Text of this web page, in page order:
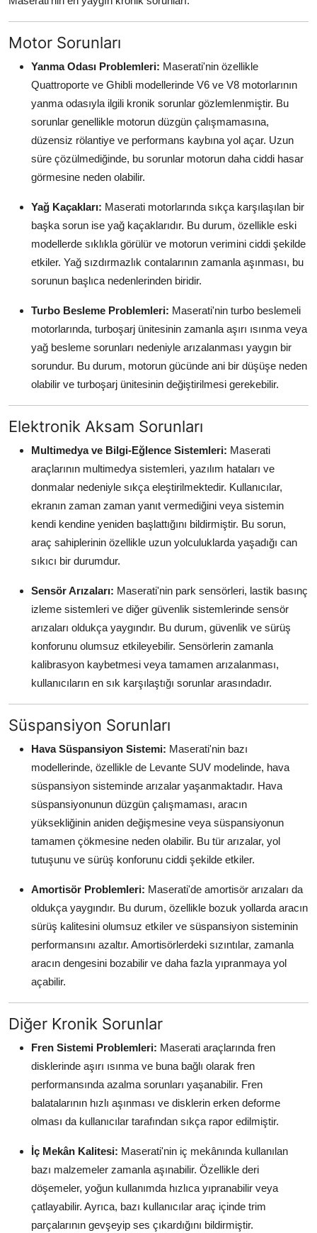
Şanzıman & Aktarma
Dizel Sistemler
Multimedya & Elektronik
Motor Sorunları
Yanma Odası Problemleri: Maserati'nin özellikle
Quattroporte ve Ghibli modellerinde V6 ve V8 motorlarının
yanma odasıyla ilgili kronik sorunlar gözlemlenmiştir. Bu
sorunlar genellikle motorun düzgün çalışmamasına,
düzensiz rölantiye ve performans kaybına yol açar. Uzun
süre çözülmediğinde, bu sorunlar motorun daha ciddi hasar
görmesine neden olabilir.
Yağ Kaçakları: Maserati motorlarında sıkça karşılaşılan bir
başka sorun ise yağ kaçaklarıdır. Bu durum, özellikle eski
modellerde sıklıkla görülür ve motorun verimini ciddi şekilde
etkiler. Yağ sızdırmazlık contalarının zamanla aşınması, bu
sorunun başlıca nedenlerinden biridir.
Turbo Besleme Problemleri: Maserati'nin turbo beslemeli
motorlarında, turboşarj ünitesinin zamanla aşırı ısınma veya
yağ besleme sorunları nedeniyle arızalanması yaygın bir
sorundur. Bu durum, motorun gücünde ani bir düşüşe neden
olabilir ve turboşarj ünitesinin değiştirilmesi gerekebilir.
Elektronik Aksam Sorunları
Multimedya ve Bilgi-Eğlence Sistemleri: Maserati
araçlarının multimedya sistemleri, yazılım hataları ve
donmalar nedeniyle sıkça eleştirilmektedir. Kullanıcılar,
ekranın zaman zaman yanıt vermediğini veya sistemin
kendi kendine yeniden başlattığını bildirmiştir. Bu sorun,
araç sahiplerinin özellikle uzun yolculuklarda yaşadığı can
sıkıcı bir durumdur.
Sensör Arızaları: Maserati'nin park sensörleri, lastik basınç
izleme sistemleri ve diğer güvenlik sistemlerinde sensör
arızaları oldukça yaygındır. Bu durum, güvenlik ve sürüş
konforunu olumsuz etkileyebilir. Sensörlerin zamanla
kalibrasyon kaybetmesi veya tamamen arızalanması,
kullanıcıların en sık karşılaştığı sorunlar arasındadır.
Süspansiyon Sorunları
Hava Süspansiyon Sistemi: Maserati'nin bazı
modellerinde, özellikle de Levante SUV modelinde, hava
süspansiyon sisteminde arızalar yaşanmaktadır. Hava
süspansiyonunun düzgün çalışmaması, aracın
yüksekliğinin aniden değişmesine veya süspansiyonun
tamamen çökmesine neden olabilir. Bu tür arızalar, yol
tutuşunu ve sürüş konforunu ciddi şekilde etkiler.
Amortisör Problemleri: Maserati'de amortisör arızaları da
oldukça yaygındır. Bu durum, özellikle bozuk yollarda aracın
sürüş kalitesini olumsuz etkiler ve süspansiyon sisteminin
performansını azaltır. Amortisörlerdeki sızıntılar, zamanla
aracın dengesini bozabilir ve daha fazla yıpranmaya yol
açabilir.
Diğer Kronik Sorunlar
Fren Sistemi Problemleri: Maserati araçlarında fren
disklerinde aşırı ısınma ve buna bağlı olarak fren
performansında azalma sorunları yaşanabilir. Fren
balatalarının hızlı aşınması ve disklerin erken deforme
olması da kullanıcılar tarafından sıkça rapor edilmiştir.
İç Mekân Kalitesi: Maserati'nin iç mekânında kullanılan
bazı malzemeler zamanla aşınabilir. Özellikle deri
döşemeler, yoğun kullanımda hızlıca yıpranabilir veya
çatlayabilir. Ayrıca, bazı kullanıcılar araç içinde trim
parçalarının gevşeyip ses çıkardığını bildirmiştir.